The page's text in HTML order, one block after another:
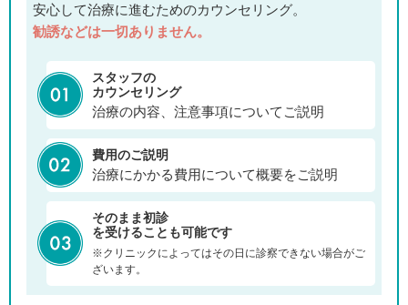
安心して治療に進むためのカウンセリング。
勧誘などは一切ありません。
スタッフの
カウンセリング
治療の内容、注意事項についてご説明
費用のご説明
治療にかかる費用について概要をご説明
そのまま初診
を受けることも可能です
※クリニックによってはその日に診察できない場合がご
ざいます。